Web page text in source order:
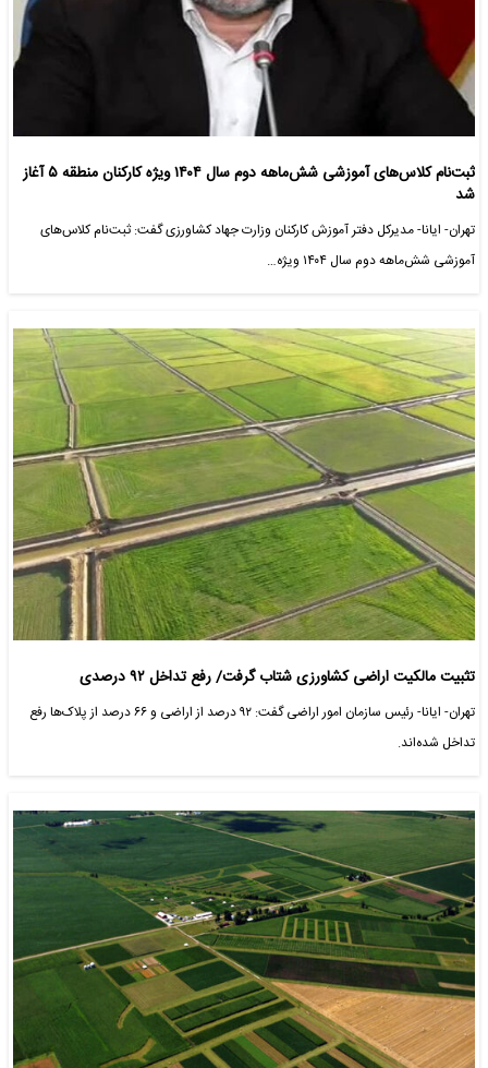
ثبت‌نام کلاس‌های آموزشی شش‌ماهه دوم سال ۱۴۰۴ ویژه کارکنان منطقه ۵ آغاز
شد
تهران- ایانا- مدیرکل دفتر آموزش کارکنان وزارت جهاد کشاورزی گفت: ثبت‌نام کلاس‌های
آموزشی شش‌ماهه دوم سال ۱۴۰۴ ویژه…
تثبیت مالکیت اراضی کشاورزی شتاب گرفت/ رفع تداخل ۹۲ درصدی
تهران- ایانا- رئیس سازمان امور اراضی گفت: ۹۲ درصد از اراضی و ۶۶ درصد از پلاک‌ها رفع
تداخل شده‌اند.